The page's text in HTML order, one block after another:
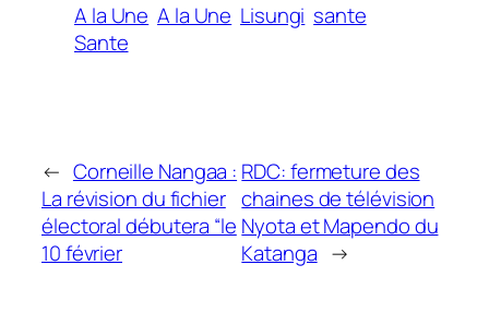
A la Une A la Une Lisungi sante
Sante
← Corneille Nangaa :
La révision du fichier
électoral débutera “le
10 février
RDC: fermeture des
chaines de télévision
Nyota et Mapendo du
Katanga →